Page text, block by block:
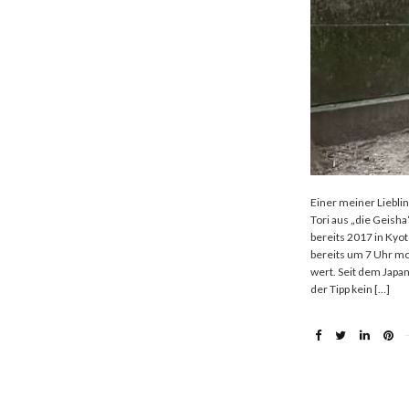
Einer meiner
Tori aus „die
bereits 2017 in
bereits um 7 Uhr
wert. Seit dem
der Tipp kein […]